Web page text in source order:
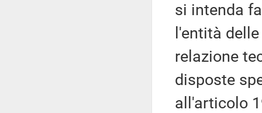
si intenda
l'entità
relazione
disposte
all'articolo